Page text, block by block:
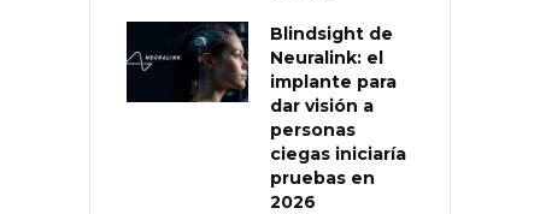
Blindsight de
Neuralink: el
implante para
dar visión a
personas
ciegas iniciaría
pruebas en
2026